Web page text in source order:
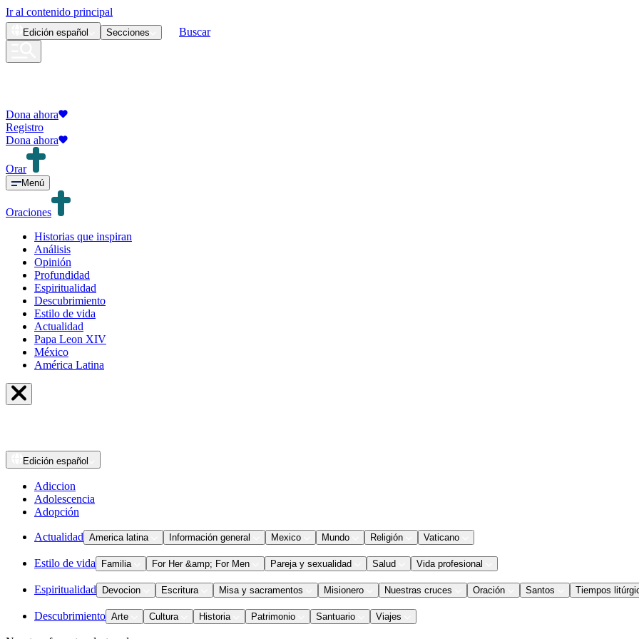
Ir al contenido principal
Edición español Secciones Buscar
Dona ahora
Registro
Dona ahora
Orar
Menú
Oraciones
Historias que inspiran
Análisis
Opinión
Profundidad
Espiritualidad
Descubrimiento
Estilo de vida
Actualidad
Papa Leon XIV
México
América Latina
Edición español
Adiccion
Adolescencia
Adopción
Actualidad America latina Información general Mexico Mundo Religión Vaticano
Estilo de vida Familia For Her &amp; For Men Pareja y sexualidad Salud Vida profesional
Espiritualidad Devocion Escritura Misa y sacramentos Misionero Nuestras cruces Oración Santos Tiempos
Descubrimiento Arte Cultura Historia Patrimonio Santuario Viajes